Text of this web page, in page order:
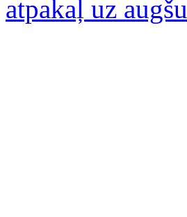
atpakaļ uz augšu